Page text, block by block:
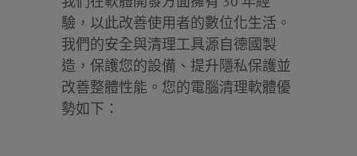
驗，以此改善使用者的數位化生活。
我們的安全與清理工具源自德國製
造，保護您的設備、提升隱私保護並
改善整體性能。您的電腦清理軟體優
勢如下：